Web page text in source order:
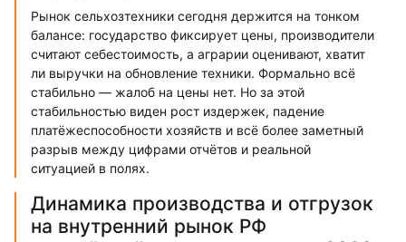
Рынок сельхозтехники сегодня держится на тонком
балансе: государство фиксирует цены, производители
считают себестоимость, а аграрии оценивают, хватит
ли выручки на обновление техники. Формально всё
стабильно — жалоб на цены нет. Но за этой
стабильностью виден рост издержек, падение
платёжеспособности хозяйств и всё более заметный
разрыв между цифрами отчётов и реальной
ситуацией в полях.
Динамика производства и отгрузок
на внутренний рынок РФ